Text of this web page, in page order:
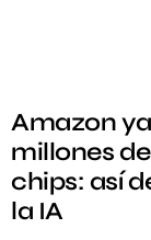
Amazon
millones
chips: así
la IA